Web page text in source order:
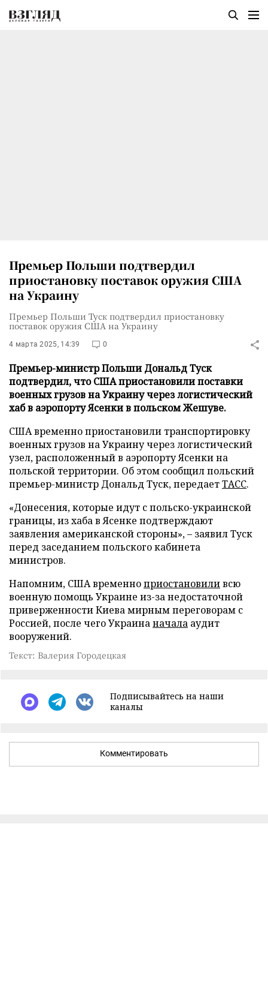
Премьер Польши подтвердил
приостановку поставок оружия США
на Украину
Премьер Польши Туск подтвердил приостановку
поставок оружия США на Украину
4 марта 2025, 14:39 0
Премьер-министр Польши Дональд Туск
подтвердил, что США приостановили поставки
военных грузов на Украину через логистический
хаб в аэропорту Ясенки в польском Жешуве.
США временно приостановили транспортировку
военных грузов на Украину через логистический
узел, расположенный в аэропорту Ясенки на
польской территории. Об этом сообщил польский
премьер-министр Дональд Туск, передаетТАСС.
«Донесения, которые идут с польско-украинской
границы, из хаба в Ясенке подтверждают
заявления американской стороны», – заявил Туск
перед заседанием польского кабинета
министров.
Напомним, США временноприостановиливсю
военную помощь Украине из-за недостаточной
приверженности Киева мирным переговорам с
Россией, после чего Украинаначала аудит
вооружений.
Текст: Валерия Городецкая
Подписывайтесь на наши
каналы
Комментировать